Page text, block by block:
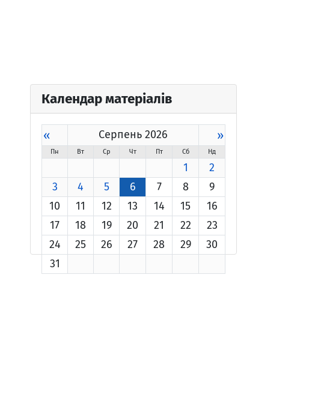
Календар матеріалів
« Серпень 2026 »
Пн Вт Ср Чт Пт Сб Нд
1
2
3
4 5 6 7 8
9
10
11 12 13 14 15
16
17
18 19 20 21 22
23
24
25 26 27 28 29
30
31